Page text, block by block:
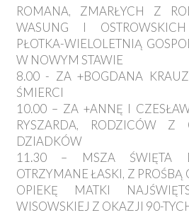
ROMANA, ZMARŁYCH Z
WASUNG I
PŁOTKA-WIELOLETNIĄ
W NOWYM STAWIE
8.00 - ZA +BOGDANA
ŚMIERCI
10.00 – ZA +ANNĘ I
RYSZARDA, RODZICÓW Z
DZIADKÓW
11.30 – MSZA ŚWIĘTA
OTRZYMANE ŁASKI, Z PROŚBĄ
OPIEKĘ MATKI
WISOWSKIEJ Z OKAZJI 90-